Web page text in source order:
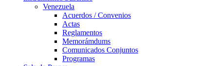
Venezuela
Acuerdos / Convenios
Actas
Reglamentos
Memorámdums
Comunicados Conjuntos
Programas